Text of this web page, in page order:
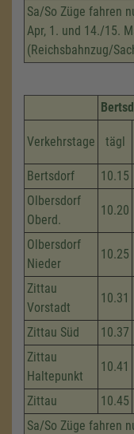
Sa/So Züge fahren
Apr, 1. und 14./15.
(Reichsbahnzug/
Verkehrstage tägl
Bertsdorf
10.15
Olbersdorf
Oberd.
10.20
Olbersdorf
Nieder
10.25
Zittau
Vorstadt
10.31
Zittau Süd 10.37
Zittau
Haltepunkt
10.41
Zittau 10.45
Sa/So Züge fahren